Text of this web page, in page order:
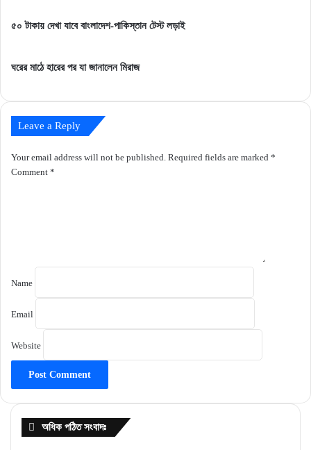
সম্মেলনে
হৃদয়
৫০ টাকায় দেখা যাবে বাংলাদেশ-পাকিস্তান টেস্ট লড়াই
ঘরের মাঠে হারের পর যা জানালেন মিরাজ
Leave a Reply
Your email address will not be published. Required fields are marked *
Comment *
Name
Email
Website
অধিক পঠিত সংবাদঃ